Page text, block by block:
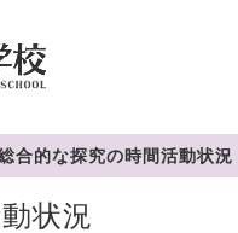
合的な探究の時間活動状況
状況